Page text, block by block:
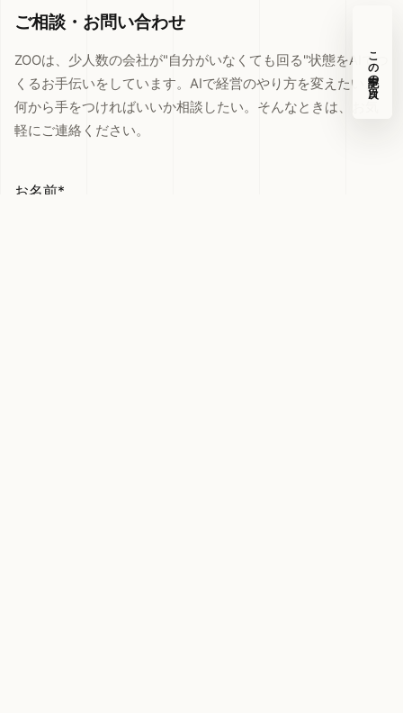
ご相談・お問い合わせ
ZOOは、少人数の会社が"自分がいなくても回る"状態をAIでつ
くるお手伝いをしています。AIで経営のやり方を変えたい、
何から手をつければいいか相談したい。そんなときは、お気
軽にご連絡ください。
お名前*
この記事の目次